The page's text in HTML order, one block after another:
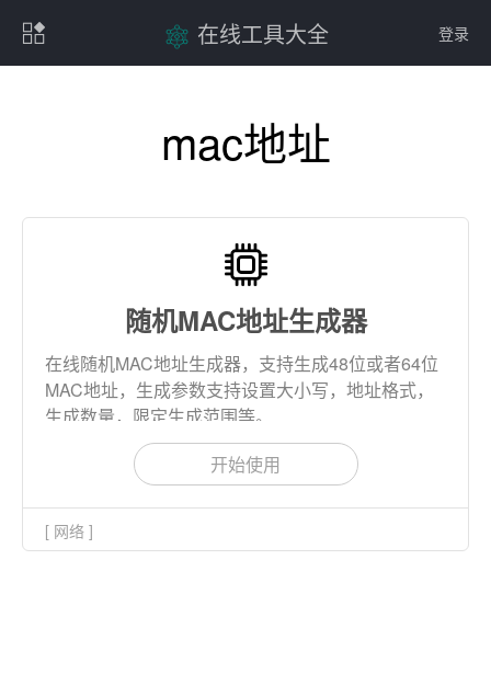
登录
在线工具大全
mac地址
随机MAC地址生成器
在线随机MAC地址生成器，支持生成48位或者64位
MAC地址，生成参数支持设置大小写，地址格式，
生成数量，限定生成范围等。
开始使用
[ 网络 ]